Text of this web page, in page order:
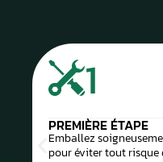
1
PREMIÈRE ÉTAPE
Emballez
pour éviter tout risque